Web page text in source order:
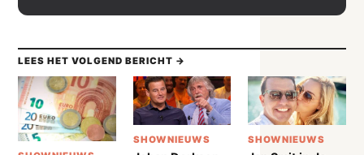
LEES HET VOLGEND BERICHT →
SHOWNIEUWS SHOWNIEUWS